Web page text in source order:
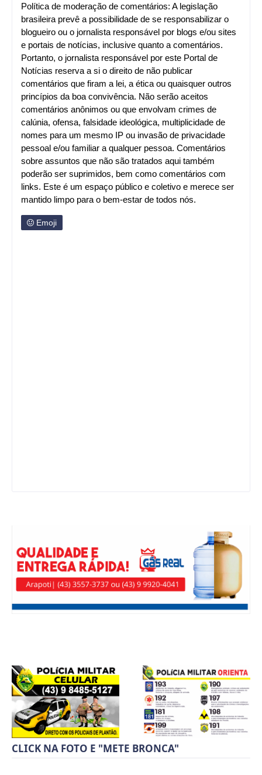
Política de moderação de comentários: A legislação
brasileira prevê a possibilidade de se responsabilizar o
blogueiro ou o jornalista responsável por blogs e/ou sites
e portais de notícias, inclusive quanto a comentários.
Portanto, o jornalista responsável por este Portal de
Notícias reserva a si o direito de não publicar
comentários que firam a lei, a ética ou quaisquer outros
princípios da boa convivência. Não serão aceitos
comentários anônimos ou que envolvam crimes de
calúnia, ofensa, falsidade ideológica, multiplicidade de
nomes para um mesmo IP ou invasão de privacidade
pessoal e/ou familiar a qualquer pessoa. Comentários
sobre assuntos que não são tratados aqui também
poderão ser suprimidos, bem como comentários com
links. Este é um espaço público e coletivo e merece ser
mantido limpo para o bem-estar de todos nós.
Emoji
CLICK NA FOTO E "METE BRONCA"